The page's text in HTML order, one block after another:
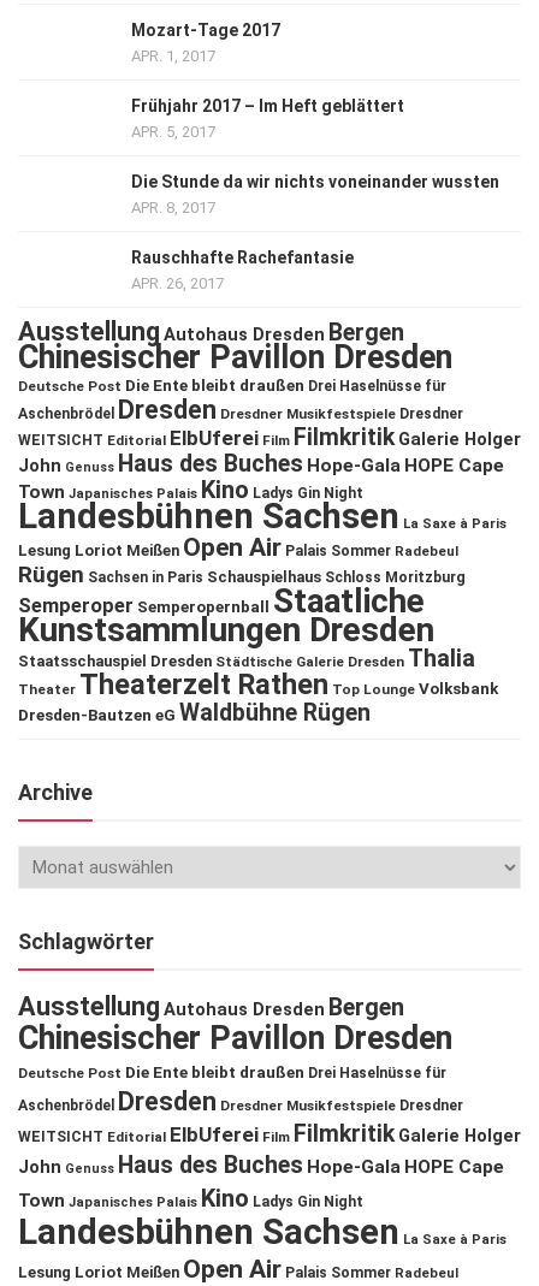
Mozart-Tage 2017
APR. 1, 2017
Frühjahr 2017 – Im Heft geblättert
APR. 5, 2017
Die Stunde da wir nichts voneinander wussten
APR. 8, 2017
Rauschhafte Rachefantasie
APR. 26, 2017
Ausstellung Autohaus Dresden Bergen
Chinesischer Pavillon Dresden
Deutsche Post Die Ente bleibt draußen Drei Haselnüsse für
Aschenbrödel
Dresden Dresdner Musikfestspiele Dresdner
WEITSICHT Editorial ElbUferei Film Filmkritik Galerie Holger
John Genuss Haus des Buches Hope-Gala HOPE Cape
Town Japanisches Palais Kino Ladys Gin Night
Landesbühnen Sachsen La Saxe à Paris
Lesung Loriot Meißen Open Air Palais Sommer Radebeul
Rügen Sachsen in Paris Schauspielhaus Schloss Moritzburg
Semperoper Semperopernball Staatliche
Kunstsammlungen Dresden
Staatsschauspiel Dresden Städtische Galerie Dresden Thalia
Theater Theaterzelt Rathen Top Lounge Volksbank
Dresden-Bautzen eG Waldbühne Rügen
Archive
Schlagwörter
Ausstellung Autohaus Dresden Bergen
Chinesischer Pavillon Dresden
Deutsche Post Die Ente bleibt draußen Drei Haselnüsse für
Aschenbrödel
Dresden Dresdner Musikfestspiele Dresdner
WEITSICHT Editorial ElbUferei Film Filmkritik Galerie Holger
John Genuss Haus des Buches Hope-Gala HOPE Cape
Town Japanisches Palais Kino Ladys Gin Night
Landesbühnen Sachsen La Saxe à Paris
Lesung Loriot Meißen Open Air Palais Sommer Radebeul